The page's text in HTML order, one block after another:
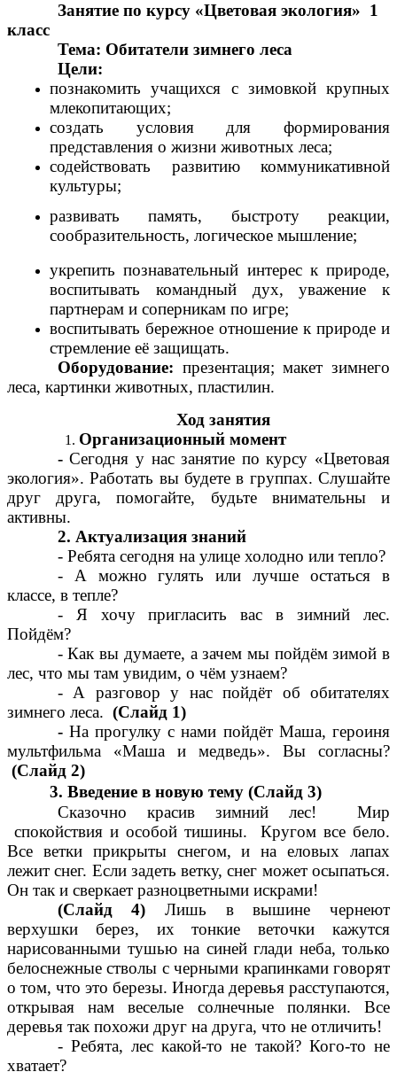
Занятие по курсу «Цветовая экология» 1
класс
Тема: Обитатели зимнего леса
Цели:
познакомить учащихся с зимовкой крупных
млекопитающих;
создать условия для
формирования
представления о жизни животных леса;
содействовать развитию коммуникативной
культуры;
развивать память, быстроту реакции,
сообразительность, логическое мышление;
укрепить познавательный интерес к природе,
воспитывать командный дух, уважение к
партнерам и соперникам по игре;
воспитывать бережное отношение к природе и
стремление её защищать.
Оборудование: презентация; макет зимнего
леса, картинки животных, пластилин.
Ход занятия
Организационный момент
-Сегодня у нас занятие по курсу «Цветовая
экология». Работать вы будете в группах. Слушайте
друг друга, помогайте, будьте внимательны и
активны.
2. Актуализация знаний
- Ребята сегодня на улице холодно или тепло?
- А можно гулять или лучше остаться в
классе, в тепле?
- Я хочу пригласить вас в зимний лес.
Пойдём?
- Как вы думаете, а зачем мы пойдём зимой в
лес, что мы там увидим, о чём узнаем?
- А разговор у нас пойдёт об обитателях
зимнего леса. (Слайд 1)
- На прогулку с нами пойдёт Маша, героиня
мультфильма «Маша и медведь». Вы согласны?
(Слайд 2)
3. Введение в новую тему (Слайд 3)
Сказочно красив зимний лес! Мир
спокойствия и особой тишины. Кругом все бело.
Все ветки прикрыты снегом, и на еловых лапах
лежит снег. Если задеть ветку, снег может осыпаться.
Он так и сверкает разноцветными искрами!
(Слайд 4) Лишь в вышине чернеют
верхушки берез, их тонкие веточки кажутся
нарисованными тушью на синей глади неба, только
белоснежные стволы с черными крапинками говорят
о том, что это березы. Иногда деревья расступаются,
открывая нам веселые солнечные полянки. Все
деревья так похожи друг на друга, что не отличить!
- Ребята, лес какой-то не такой? Кого-то не
хватает?